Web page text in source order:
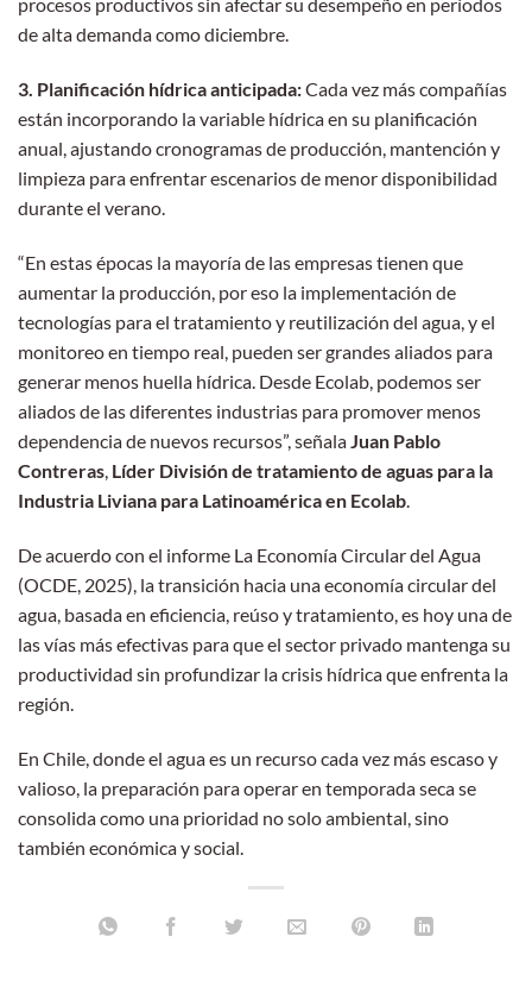
procesos productivos sin afectar su desempeño en períodos
de alta demanda como diciembre.
3. Planificación hídrica anticipada:Cada vez más compañías
están incorporando la variable hídrica en su planificación
anual, ajustando cronogramas de producción, mantención y
limpieza para enfrentar escenarios de menor disponibilidad
durante el verano.
“En estas épocas la mayoría de las empresas tienen que
aumentar la producción, por eso la implementación de
tecnologías para el tratamiento y reutilización del agua, y el
monitoreo en tiempo real, pueden ser grandes aliados para
generar menos huella hídrica. Desde Ecolab, podemos ser
aliados de las diferentes industrias para promover menos
dependencia de nuevos recursos”, señalaJuan Pablo
Contreras, Líder División de tratamiento de aguas para la
Industria Liviana para Latinoamérica en Ecolab.
De acuerdo con el informe La Economía Circular del Agua
(OCDE, 2025), la transición hacia una economía circular del
agua, basada en eficiencia, reúso y tratamiento, es hoy una de
las vías más efectivas para que el sector privado mantenga su
productividad sin profundizar la crisis hídrica que enfrenta la
región.
En Chile, donde el agua es un recurso cada vez más escaso y
valioso, la preparación para operar en temporada seca se
consolida como una prioridad no solo ambiental, sino
también económica y social.